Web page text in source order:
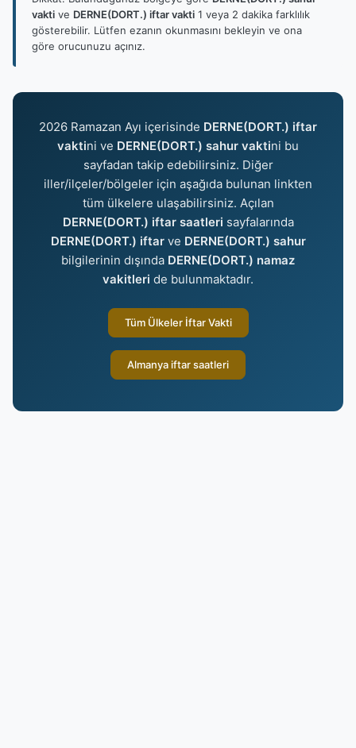
vakti ve DERNE(DORT.) iftar vakti 1 veya 2 dakika farklılık
gösterebilir. Lütfen ezanın okunmasını bekleyin ve ona
göre orucunuzu açınız.
2026 Ramazan Ayı içerisinde DERNE(DORT.) iftar
vaktini ve DERNE(DORT.) sahur vaktini bu
sayfadan takip edebilirsiniz. Diğer
iller/ilçeler/bölgeler için aşağıda bulunan linkten
tüm ülkelere ulaşabilirsiniz. Açılan
DERNE(DORT.) iftar saatleri sayfalarında
DERNE(DORT.) iftarve DERNE(DORT.) sahur
bilgilerinin dışında DERNE(DORT.) namaz
vakitleri de bulunmaktadır.
Tüm Ülkeler İftar Vakti
Almanya iftar saatleri